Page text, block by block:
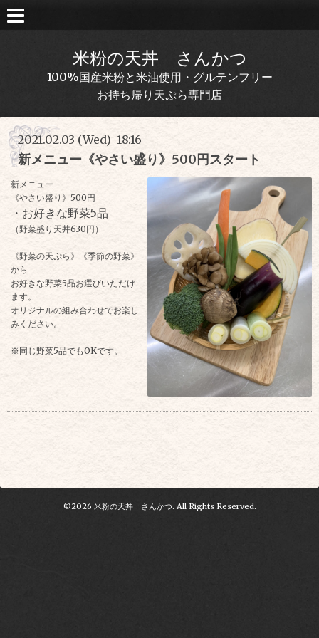
米粉の天丼 さんかつ
100%国産米粉と米油使用・グルテンフリー
お持ち帰り天ぷら専門店
2021.02.03 (Wed) 18:16
新メニュー《やさい盛り》500円スタート
新メニュー
《やさい盛り》500円
・お好きな野菜5品
（野菜盛り天丼630円）
《野菜の天ぷら》《季節の野菜》
から
お好きな野菜5品お選びいただけ
ます。
オリジナルの組み合わせでお楽し
みください。
※同じ野菜5品でもOKです。
©2026 米粉の天丼 さんかつ. All Rights Reserved.